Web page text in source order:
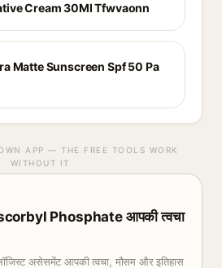
Cream 30Ml Tfwvaonn
Matte Sunscreen Spf 50 Pa
APP — THE FREE TOOLS WORK
WITHOUT IT
Phosphate आपकी त्वचा
असेसमेंट आपकी त्वचा, मौसम और इतिहास